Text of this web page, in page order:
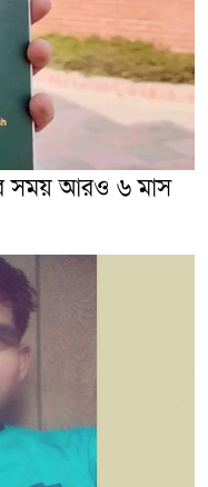
সময় আরও ৬ মাস